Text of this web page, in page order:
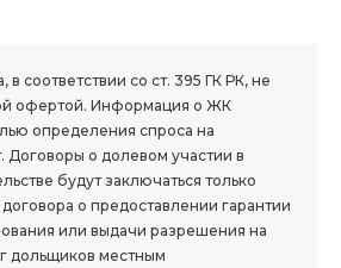
соответствии со ст. 395 ГК РК, не
офертой. Информация о ЖК
определения спроса на
Договоры о долевом участии в
будут заключаться только
о предоставлении гарантии
или выдачи разрешения на
дольщиков местным